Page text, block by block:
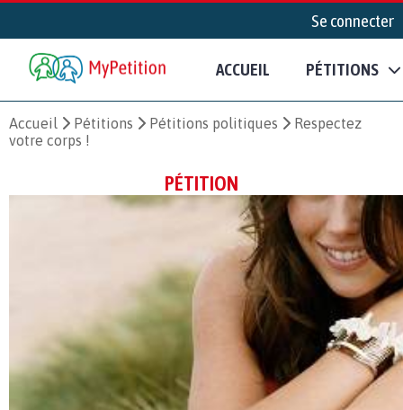
Se connecter
ACCUEIL PÉTITIONS
Accueil Pétitions Pétitions politiques
Respectez
votre corps !
PÉTITION